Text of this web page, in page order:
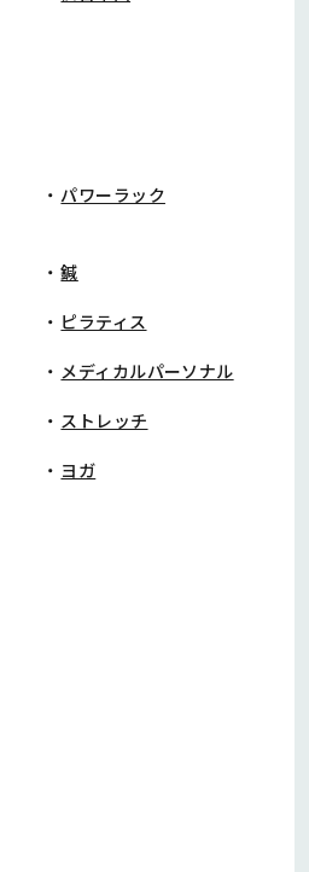
パワーラック
鍼
ピラティス
メディカルパーソナル
ストレッチ
ヨガ